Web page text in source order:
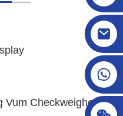
Vum Checkweigher